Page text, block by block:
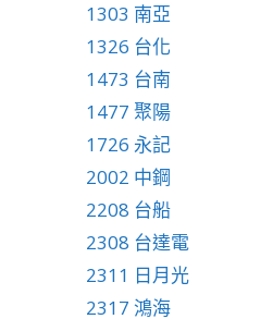
1303 南亞
1326 台化
1473 台南
1477 聚陽
1726 永記
2002 中鋼
2208 台船
2308 台達電
2311 日月光
2317 鴻海